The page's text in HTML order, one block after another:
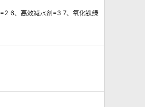
6、高效减水剂=3 7、氧化铁绿